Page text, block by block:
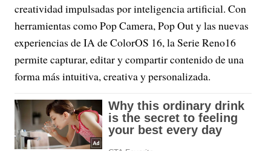
creatividad impulsadas por inteligencia artificial. Con
herramientas como Pop Camera, Pop Out y las nuevas
experiencias de IA de ColorOS 16, la Serie Reno16
permite capturar, editar y compartir contenido de una
forma más intuitiva, creativa y personalizada.